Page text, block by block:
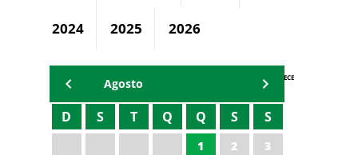
2024 2025 2026
AGENDA IPECE
Agosto
D S T Q Q S S
1 2
3